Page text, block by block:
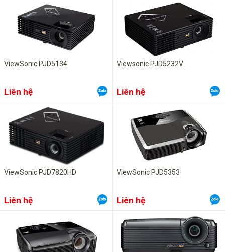
ViewSonic PJD5134
Liên hệ
Viewsonic PJD5232V
Liên hệ
ViewSonic PJD7820HD
Liên hệ
ViewSonic PJD5353
Liên hệ